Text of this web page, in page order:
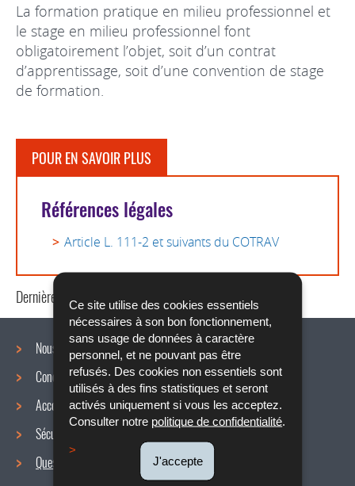
Ce site utilise des cookies essentiels
nécessaires à son bon fonctionnement,
sans usage de données à caractère
personnel, et ne pouvant pas être
refusés. Des cookies non essentiels sont
utilisés à des fins statistiques et seront
activés uniquement si vous les acceptez.
Consulter notre politique de confidentialité.
J'accepte
La formation pratique en milieu professionnel et
le stage en milieu professionnel font
obligatoirement l’objet, soit d’un contrat
d’apprentissage, soit d’une convention de stage
de formation.
POUR EN SAVOIR PLUS
Références légales
Article L. 111-2 et suivants du COTRAV
Dernière mise à jour21/07/2020
Menu
de
navigation
Nous connaître
Conditions de travail
Accords collectifs
Sécurité / Santé au travail
Questions / réponses